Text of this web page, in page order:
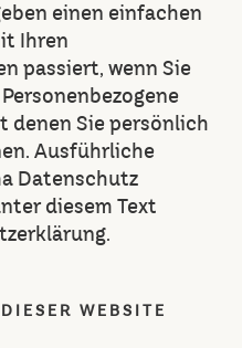
einen einfachen
Ihren
passiert, wenn Sie
denen Sie persönlich
Ausführliche
Datenschutz
diesem Text
WEBSITE